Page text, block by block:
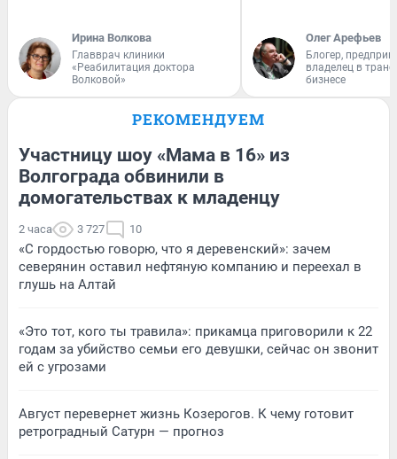
Ирина Волкова
Главврач клиники
«Реабилитация доктора
Волковой»
Олег Арефьев
Блогер,
владелец в
бизнесе
РЕКОМЕНДУЕМ
Участницу шоу «Мама в 16» из
Волгограда обвинили в
домогательствах к младенцу
2 часа 3 727 10
«С гордостью говорю, что я деревенский»: зачем
северянин оставил нефтяную компанию и переехал в
глушь на Алтай
«Это тот, кого ты травила»: прикамца приговорили к 22
годам за убийство семьи его девушки, сейчас он звонит
ей с угрозами
Август перевернет жизнь Козерогов. К чему готовит
ретроградный Сатурн — прогноз